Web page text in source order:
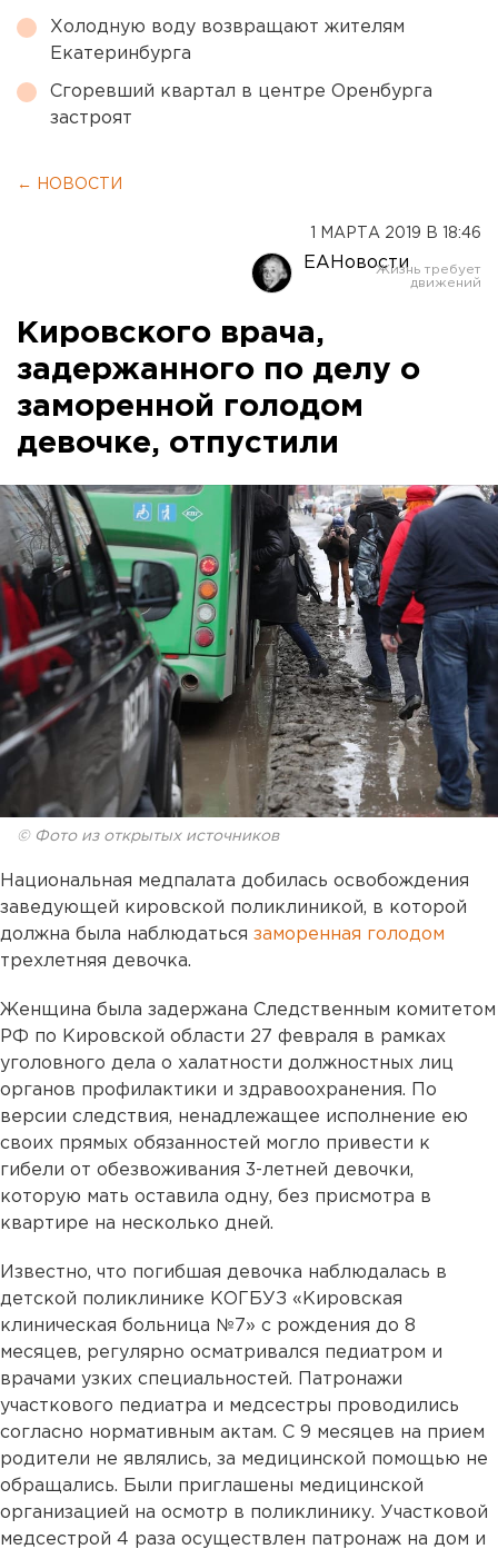
Холодную воду возвращают жителям
Екатеринбурга
Сгоревший квартал в центре Оренбурга
застроят
← НОВОСТИ
1 МАРТА 2019 В 18:46
ЕАНовости
Кировского врача,
задержанного по делу о
заморенной голодом
девочке, отпустили
© Фото из открытых источников
Национальная медпалата добилась освобождения
заведующей кировской поликлиникой, в которой
должна была наблюдаться заморенная голодом
трехлетняя девочка.
Женщина была задержана Следственным комитетом
РФ по Кировской области 27 февраля в рамках
уголовного дела о халатности должностных лиц
органов профилактики и здравоохранения. По
версии следствия, ненадлежащее исполнение ею
своих прямых обязанностей могло привести к
гибели от обезвоживания 3-летней девочки,
которую мать оставила одну, без присмотра в
квартире на несколько дней.
Известно, что погибшая девочка наблюдалась в
детской поликлинике КОГБУЗ «Кировская
клиническая больница №7» с рождения до 8
месяцев, регулярно осматривался педиатром и
врачами узких специальностей. Патронажи
участкового педиатра и медсестры проводились
согласно нормативным актам. С 9 месяцев на прием
родители не являлись, за медицинской помощью не
обращались. Были приглашены медицинской
организацией на осмотр в поликлинику. Участковой
медсестрой 4 раза осуществлен патронаж на дом и